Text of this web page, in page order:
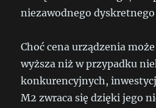
niezawodnego
Choć cena urządzenia
wyższa niż w przypadku
konkurencyjnych,
M2 zwraca się dzięki jego